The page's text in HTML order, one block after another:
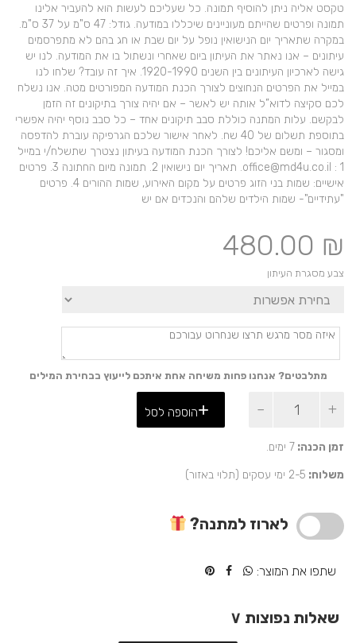
טקסט אליה ניתן להוסיף תמונה. כל שעליכם לעשות הוא להעביר אלינו
תמונה ופרטים שהייתם מעוניינים שיכללו במודעה. גודל: 47 ס"מ על 37 ס"מ.
במקרה שתאריך יום הנישואין נופל על יום שבת או חג בהם לא מתפרסמים
עיתונים – אנו נאתר את העיתון ביום שאחרי ונשתול בו את המודעה. לנו יש
גישה לארכיון העיתונים בין השנים 1920-1990. איך זה עובד? שלחו לנו
במייל את הפרטים הנחוצים לצורך הכנת המודעה המפורטים מטה. אנו נשלח
לכם סקיצה לדוא”ל אותה יש לאשר – אם יהיה צורך בתיקונים זה הזמן
לבקשם. עלות המתנה כוללת סבב תיקונים אחד – כל סבב נוסף יהיה אפשרי
בתוספת תשלום של 40 שח. לאחר אישור שלכם הגרפיקה עוברת להדפסה
ומסגור – ומשם אליכם! לצורך הכנת המודעה בעיתון נצטרך שתשלח/י במייל
office@md4u.co.il : 1. תאריך יום נישואין 2. תמונה מיום החתונה 3. פרטים
אישיים: שמות בני הזוג פרטים על מקום האירוע, שמות ההורים 4. פרטים
"עתידיים"- שמות הילדים שלהם והנכדים אם יש
480.00 ₪
צבע מסגרת העיתון
מתלבטים? אנחנו פחות משיחה אחת איתכם לייעוץ בבחירת המילים
של
אישית
של
נישואין
הוספה לסל
זמן הכנה: 7 ימים.
משלוח: 2-5 ימי עסקים (תלוי באזור)
לארוז למתנה?
שתפו את המוצר:
שאלות נפוצות ∨